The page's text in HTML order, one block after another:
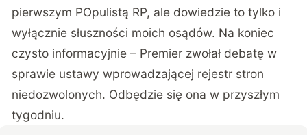
pierwszym POpulistą RP, ale dowiedzie to tylko i
wyłącznie słuszności moich osądów. Na koniec
czysto informacyjnie – Premier zwołał debatę w
sprawie ustawy wprowadzającej rejestr stron
niedozwolonych. Odbędzie się ona w przyszłym
tygodniu.